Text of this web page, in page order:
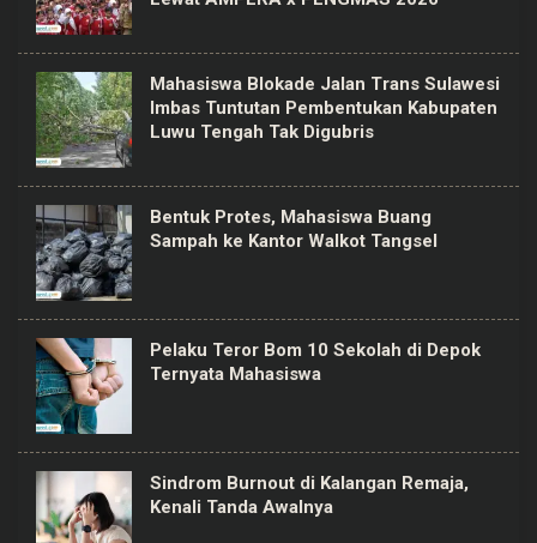
Mahasiswa Blokade Jalan Trans Sulawesi
Imbas Tuntutan Pembentukan Kabupaten
Luwu Tengah Tak Digubris
Bentuk Protes, Mahasiswa Buang
Sampah ke Kantor Walkot Tangsel
Pelaku Teror Bom 10 Sekolah di Depok
Ternyata Mahasiswa
Sindrom Burnout di Kalangan Remaja,
Kenali Tanda Awalnya